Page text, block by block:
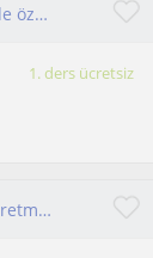
LGS Yks Tyt sınavlarında yardımcı oluyorum lise edebiyat derslerinde özel ders veriyorum ortaokul Türkçe dersi de veriyorum
1. ders ücretsiz
Ortaokul YKS grubuna Türkçe özel ders vermek istiyorum. 7 yıllık öğretmenim dershane + kolej deneyimim var